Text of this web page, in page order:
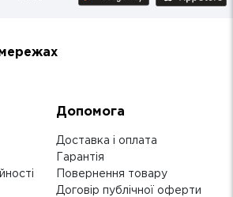
Допомога
Доставка і оплата
Гарантія
Повернення товару
Договір публічної оферти